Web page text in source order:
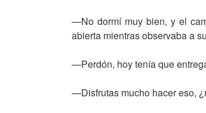
—No dormí muy bien, y el
abierta mientras observaba a
—Perdón, hoy tenía que
—Disfrutas mucho hacer eso,